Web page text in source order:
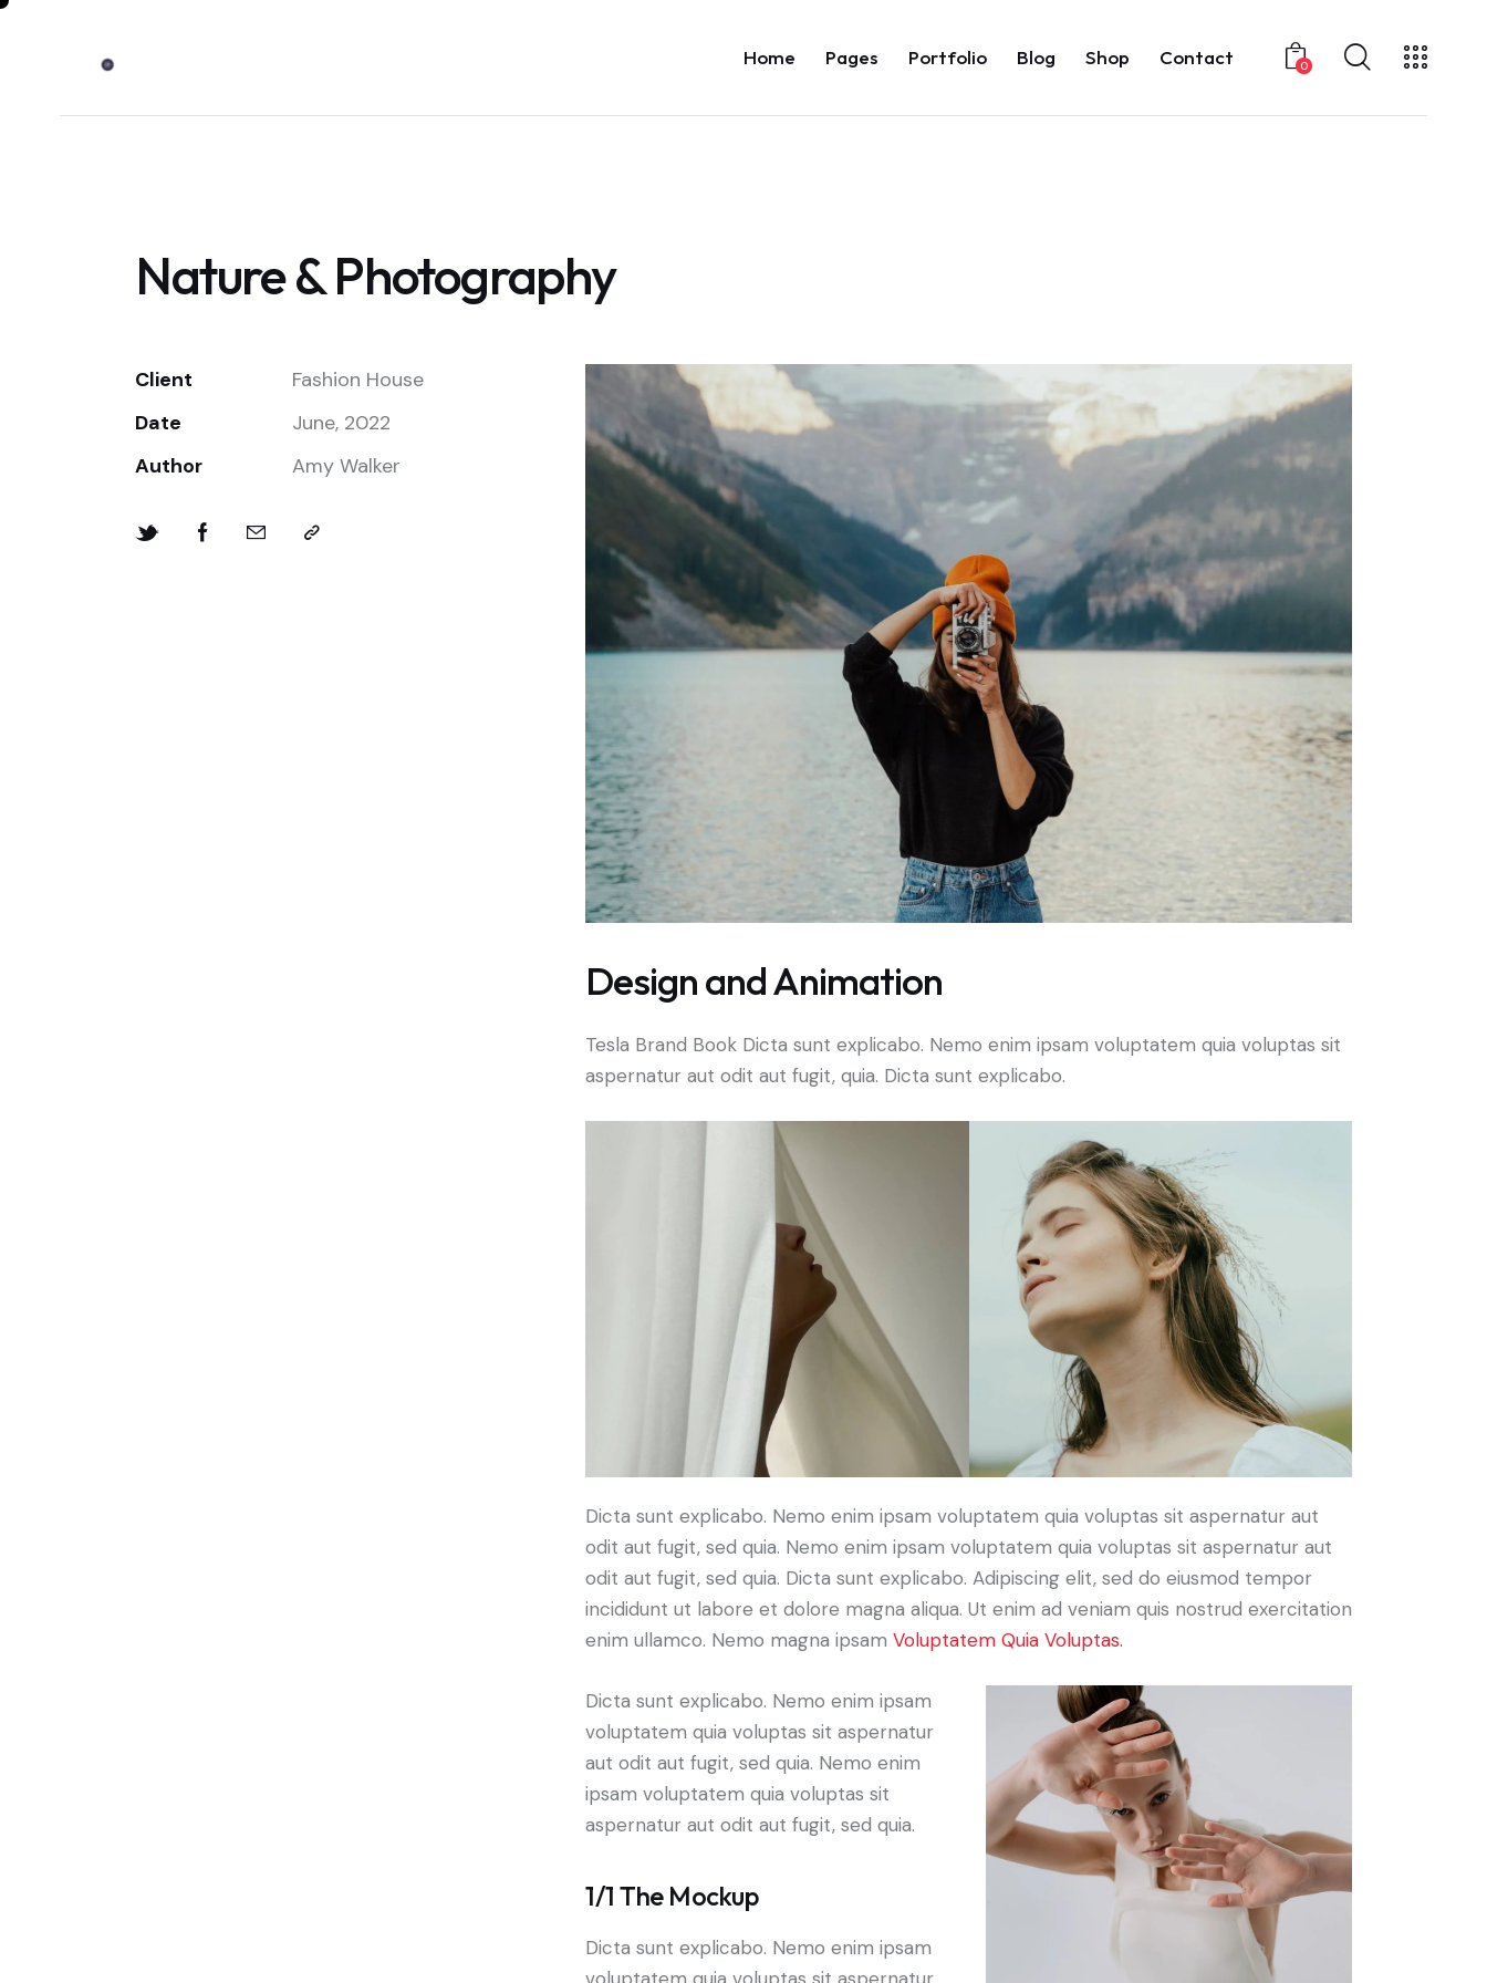
Home Pages Portfolio Blog Shop Contact 0
Nature & Photography
Client
Fashion House
Date
June, 2022
Author
Amy Walker
Design and Animation
Tesla Brand Book Dicta sunt explicabo. Nemo enim ipsam voluptatem quia voluptas sit
aspernatur aut odit aut fugit, quia. Dicta sunt explicabo.
Dicta sunt explicabo. Nemo enim ipsam voluptatem quia voluptas sit aspernatur aut
odit aut fugit, sed quia. Nemo enim ipsam voluptatem quia voluptas sit aspernatur aut
odit aut fugit, sed quia. Dicta sunt explicabo. Adipiscing elit, sed do eiusmod tempor
incididunt ut labore et dolore magna aliqua. Ut enim ad veniam quis nostrud exercitation
enim ullamco. Nemo magna ipsam Voluptatem Quia Voluptas.
Dicta sunt explicabo. Nemo enim ipsam
voluptatem quia voluptas sit aspernatur
aut odit aut fugit, sed quia. Nemo enim
ipsam voluptatem quia voluptas sit
aspernatur aut odit aut fugit, sed quia.
1/1 The Mockup
Dicta sunt explicabo. Nemo enim ipsam